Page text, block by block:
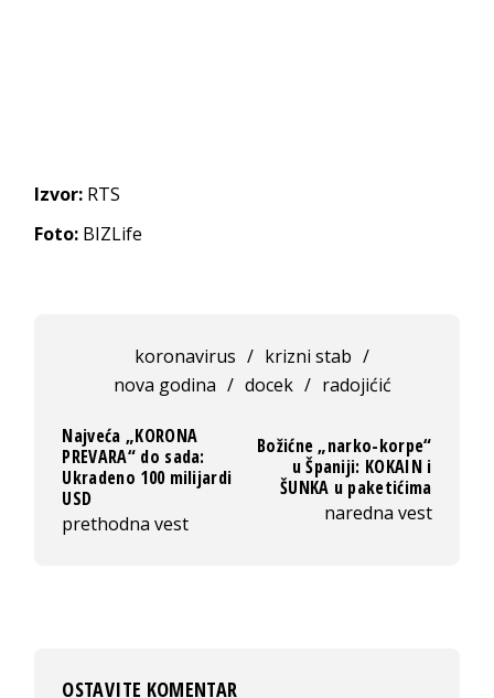
Izvor: RTS
Foto: BIZLife
koronavirus / krizni stab /
nova godina / docek / radojićić
Najveća „KORONA
PREVARA“ do sada:
Ukradeno 100 milijardi
USD
prethodna vest
Božićne „narko-korpe“
u Španiji: KOKAIN i
ŠUNKA u paketićima
naredna vest
OSTAVITE KOMENTAR